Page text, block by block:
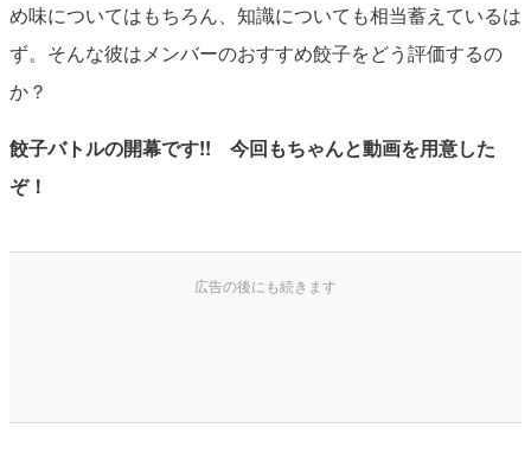
め味についてはもちろん、知識についても相当蓄えているは
ず。そんな彼はメンバーのおすすめ餃子をどう評価するの
か？
餃子バトルの開幕です!! 今回もちゃんと動画を用意した
ぞ！